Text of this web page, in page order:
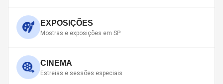
EXPOSIÇÕES
Mostras e exposições em SP
CINEMA
Estreias e sessões especiais